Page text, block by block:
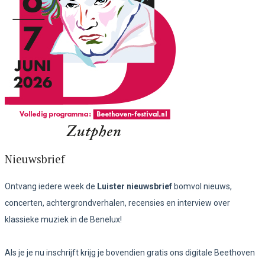
Nieuwsbrief
Ontvang iedere week de Luister nieuwsbrief bomvol nieuws,
concerten, achtergrondverhalen, recensies en interview over
klassieke muziek in de Benelux!
Als je je nu inschrijft krijg je bovendien gratis ons digitale Beethoven